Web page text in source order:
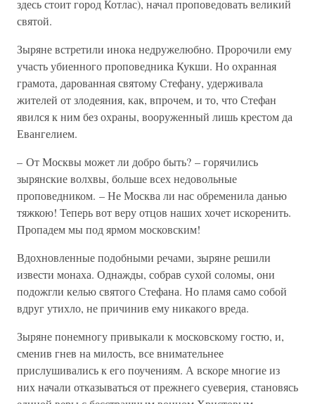
здесь стоит город Котлас), начал проповедовать великий
святой.
Зыряне встретили инока недружелюбно. Пророчили ему
участь убиенного проповедника Кукши. Но охранная
грамота, дарованная святому Стефану, удерживала
жителей от злодеяния, как, впрочем, и то, что Стефан
явился к ним без охраны, вооруженный лишь крестом да
Евангелием.
– От Москвы может ли добро быть? – горячились
зырянские волхвы, больше всех недовольные
проповедником. – Не Москва ли нас обременила данью
тяжкою! Теперь вот веру отцов наших хочет искоренить.
Пропадем мы под ярмом московским!
Вдохновленные подобными речами, зыряне решили
извести монаха. Однажды, собрав сухой соломы, они
подожгли келью святого Стефана. Но пламя само собой
вдруг утихло, не причинив ему никакого вреда.
Зыряне понемногу привыкали к московскому гостю, и,
сменив гнев на милость, все внимательнее
прислушивались к его поучениям. А вскоре многие из
них начали отказываться от прежнего суеверия, становясь